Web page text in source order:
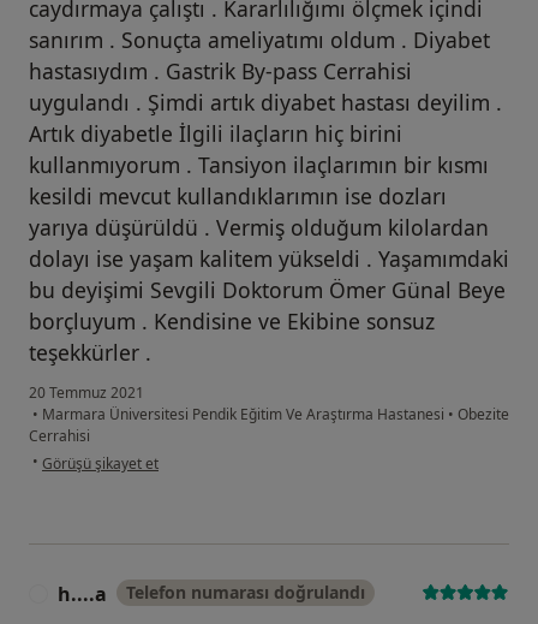
caydırmaya çalıştı . Kararlılığımı ölçmek içindi
sanırım . Sonuçta ameliyatımı oldum . Diyabet
hastasıydım . Gastrik By-pass Cerrahisi
uygulandı . Şimdi artık diyabet hastası deyilim .
Artık diyabetle İlgili ilaçların hiç birini
kullanmıyorum . Tansiyon ilaçlarımın bir kısmı
kesildi mevcut kullandıklarımın ise dozları
yarıya düşürüldü . Vermiş olduğum kilolardan
dolayı ise yaşam kalitem yükseldi . Yaşamımdaki
bu deyişimi Sevgili Doktorum Ömer Günal Beye
borçluyum . Kendisine ve Ekibine sonsuz
teşekkürler .
20 Temmuz 2021
• Marmara Üniversitesi Pendik Eğitim Ve Araştırma Hastanesi • Obezite
Cerrahisi
• kullanıcının görüşüne göre s.....
Görüşü şikayet et
h....a Telefon numarası doğrulandı